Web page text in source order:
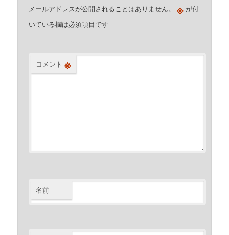
メールアドレスが公開されることはありません。 ※ が付
いている欄は必須項目です
コメント ※
名前